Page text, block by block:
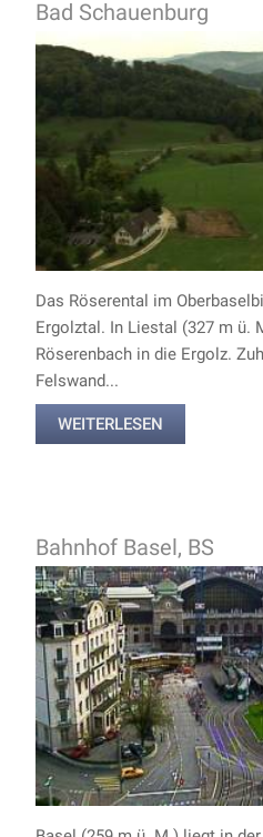
Bad Schauenburg
Das Röserental im
Ergolztal. In Liestal (327 m ü.
Röserenbach in die Ergolz.
Felswand...
WEITERLESEN
Bahnhof Basel, BS